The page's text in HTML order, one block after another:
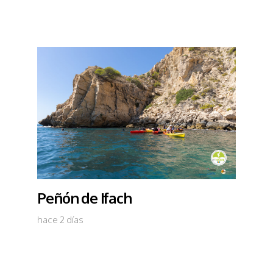
Peñón de Ifach
hace 2 días